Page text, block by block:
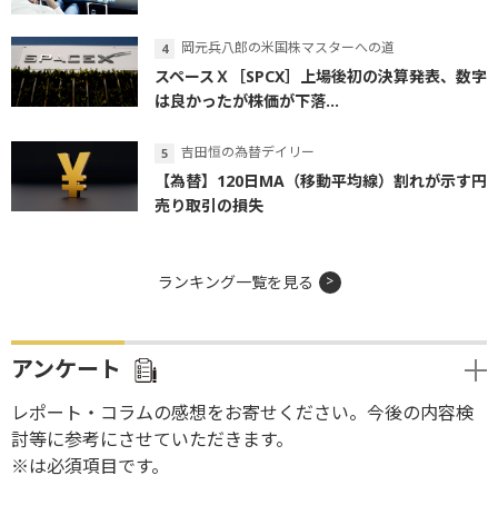
岡元兵八郎の米国株マスターへの道
スペースＸ［SPCX］上場後初の決算発表、数字
は良かったが株価が下落...
吉田恒の為替デイリー
【為替】120日MA（移動平均線）割れが示す円
売り取引の損失
ランキング一覧を見る
アンケート
レポート・コラムの感想をお寄せください。今後の内容検
討等に参考にさせていただきます。
※は必須項目です。